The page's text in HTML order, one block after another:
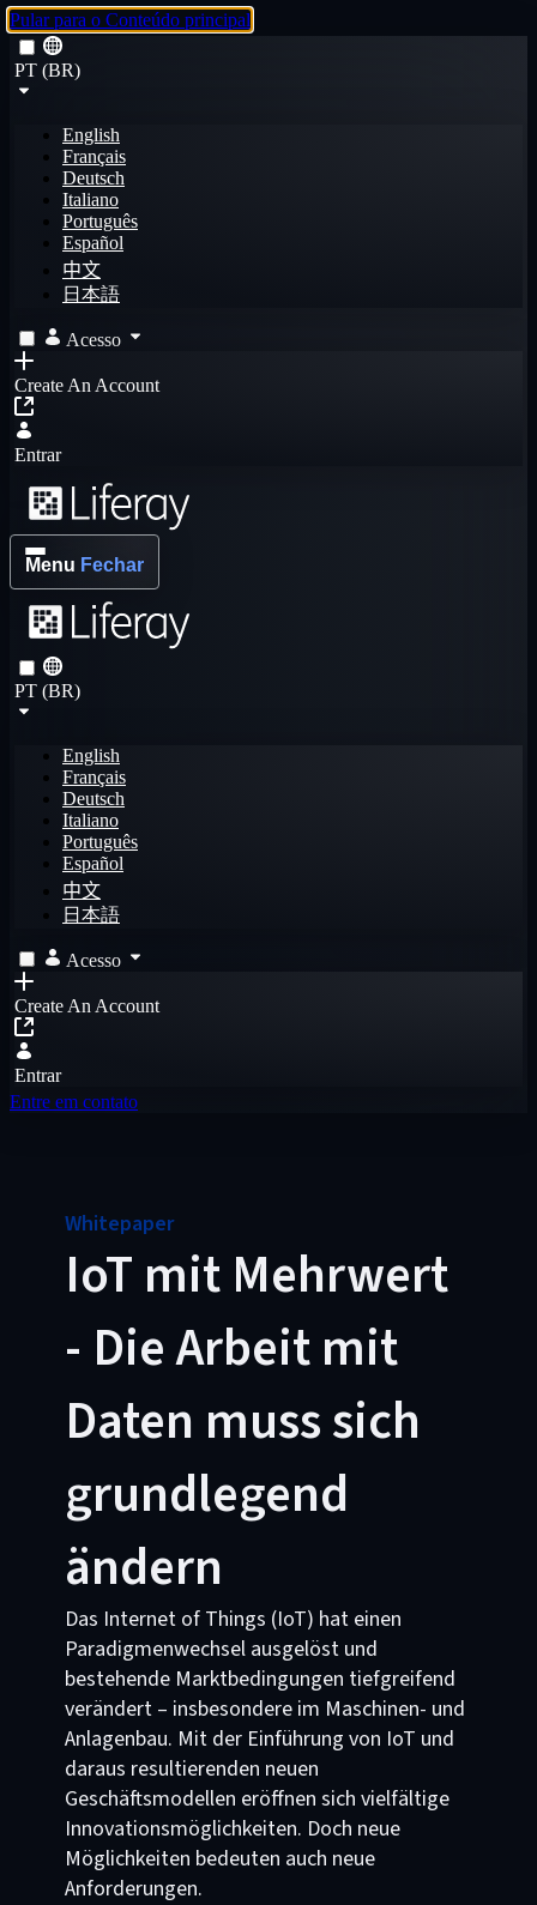
Pular para o Conteúdo principal
PT (BR)
English
Français
Deutsch
Italiano
Português
Español
中文
日本語
Acesso
Create An Account
Entrar
Menu Fechar
PT (BR)
English
Français
Deutsch
Italiano
Português
Español
中文
日本語
Acesso
Create An Account
Entrar
Entre em contato
Whitepaper
IoT mit Mehrwert
- Die Arbeit mit
Daten muss sich
grundlegend
ändern
Das Internet of Things (IoT) hat einen
Paradigmenwechsel ausgelöst und
bestehende Marktbedingungen tiefgreifend
verändert – insbesondere im Maschinen- und
Anlagenbau. Mit der Einführung von IoT und
daraus resultierenden neuen
Geschäftsmodellen eröffnen sich vielfältige
Innovationsmöglichkeiten. Doch neue
Möglichkeiten bedeuten auch neue
Anforderungen.